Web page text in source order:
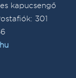
kapucsengő
301